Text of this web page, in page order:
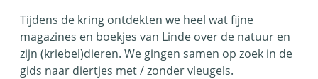
Tijdens de kring ontdekten we heel wat fijne
magazines en boekjes van Linde over de natuur en
zijn (kriebel)dieren. We gingen samen op zoek in de
gids naar diertjes met / zonder vleugels.